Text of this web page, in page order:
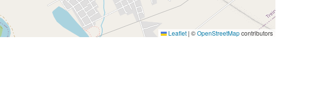
Leaflet | ©OpenStreetMapcontributors